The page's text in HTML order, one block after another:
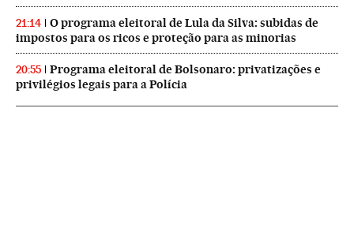
21:14
O programa eleitoral de Lula da Silva: subidas de
impostos para os ricos e proteção para as minorias
20:55
Programa eleitoral de Bolsonaro: privatizações e
privilégios legais para a Polícia